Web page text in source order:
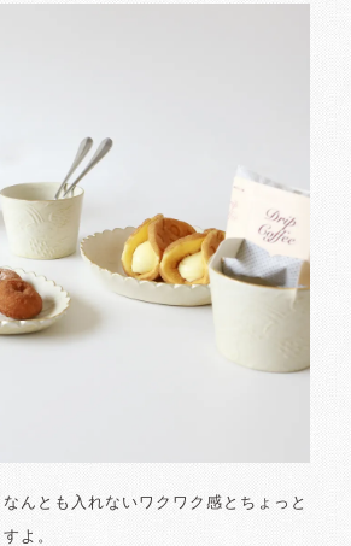
んとも入れないワクワク感とちょっと
よ。